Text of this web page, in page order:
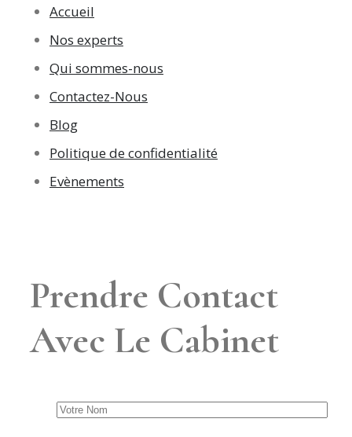
Accueil
Nos experts
Qui sommes-nous
Contactez-Nous
Blog
Politique de confidentialité
Evènements
Prendre Contact
Avec Le Cabinet